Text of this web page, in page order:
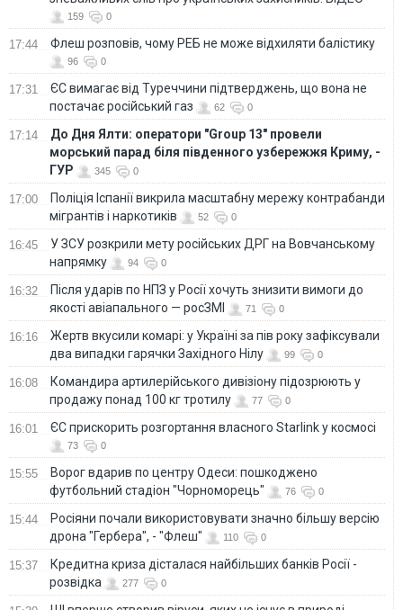
159 0
17:44 Флеш розповів, чому РЕБ не може відхиляти балістику
96 0
17:31
ЄС вимагає від Туреччини підтверджень, що вона не
постачає російський газ
62 0
17:14
До Дня Ялти: оператори "Group 13" провели
морський парад біля південного узбережжя Криму, -
ГУР
345 0
17:00
Поліція Іспанії викрила масштабну мережу контрабанди
мігрантів і наркотиків
52 0
16:45
У ЗСУ розкрили мету російських ДРГ на Вовчанському
напрямку
94 0
16:32
Після ударів по НПЗ у Росії хочуть знизити вимоги до
якості авіапального — росЗМІ
71 0
16:16
Жертв вкусили комарі: у Україні за пів року зафіксували
два випадки гарячки Західного Нілу
99 0
16:08
Командира артилерійського дивізіону підозрюють у
продажу понад 100 кг тротилу
77 0
16:01 ЄС прискорить розгортання власного Starlink у космосі
73 0
15:55
Ворог вдарив по центру Одеси: пошкоджено
футбольний стадіон "Чорноморець"
76 0
15:44
Росіяни почали використовувати значно більшу версію
дрона "Гербера", - "Флеш"
110 0
15:37
Кредитна криза дісталася найбільших банків Росії -
розвідка
277 0